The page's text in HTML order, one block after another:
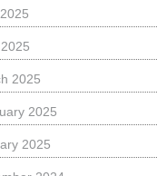
2025
2025
2025